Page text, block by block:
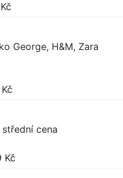
Kč
George, H&M, Zara
Kč
cena
Kč